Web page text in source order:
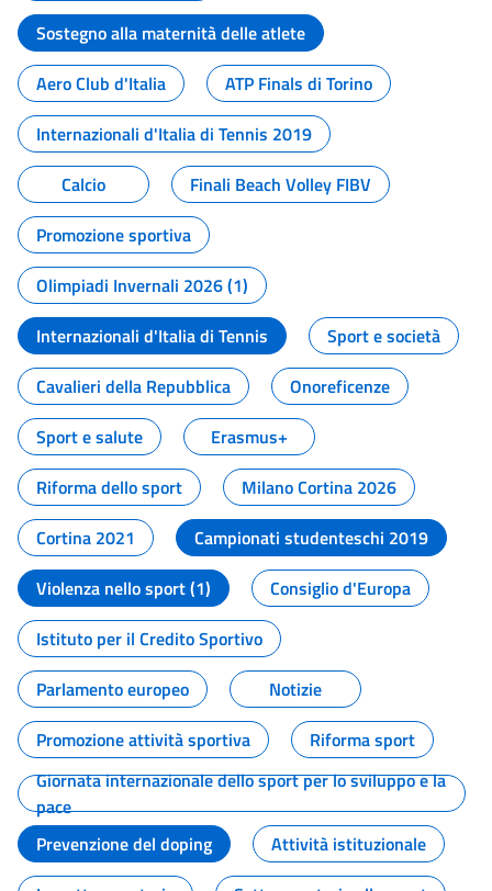
Sostegno alla maternità delle atlete
Aero Club d'Italia
ATP Finals di Torino
Internazionali d'Italia di Tennis 2019
Calcio
Finali Beach Volley FIBV
Promozione sportiva
Olimpiadi Invernali 2026 (1)
Internazionali d'Italia di Tennis
Sport e società
Cavalieri della Repubblica
Onoreficenze
Sport e salute
Erasmus+
Riforma dello sport
Milano Cortina 2026
Cortina 2021
Campionati studenteschi 2019
Violenza nello sport (1)
Consiglio d'Europa
Istituto per il Credito Sportivo
Parlamento europeo
Notizie
Promozione attività sportiva
Riforma sport
Giornata internazionale dello sport per lo sviluppo e la
pace
Prevenzione del doping
Attività istituzionale